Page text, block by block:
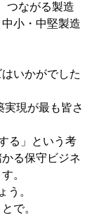
つながる製造
小・中堅製造
いかがでした
現が最も皆さ
る」という考
る保守ビジネ
。
う。
で。